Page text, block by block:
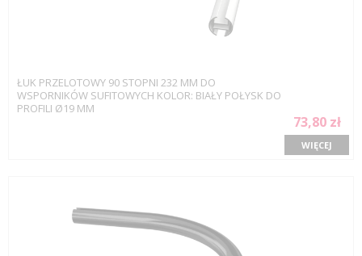
ŁUK PRZELOTOWY 90 STOPNI 232 MM DO
WSPORNIKÓW SUFITOWYCH KOLOR: BIAŁY POŁYSK DO
PROFILI Ø19 MM
73,80 zł
WIĘCEJ